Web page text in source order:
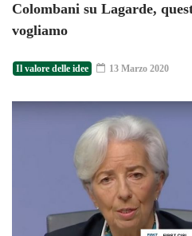
Colombani su Lagarde,
vogliamo
Il valore delle idee 13 Marzo 2020